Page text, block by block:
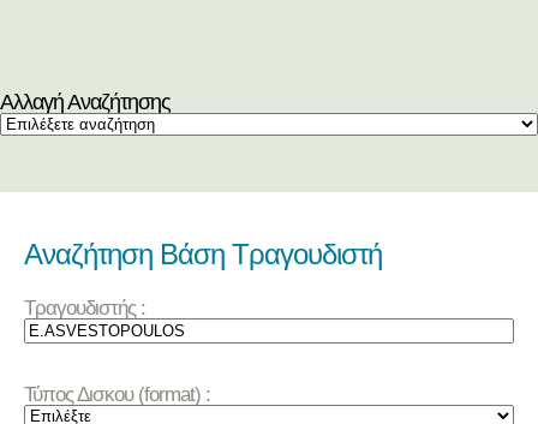
Αλλαγή Αναζήτησης
Αναζήτηση Βάση Τραγουδιστή
Τραγουδιστής :
Τύπος Δισκου (format) :